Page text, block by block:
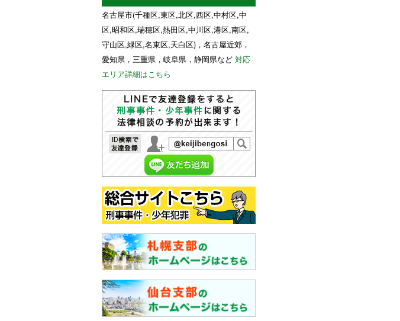
名古屋市(千種区,東区,北区,西区,中村区,中
区,昭和区,瑞穂区,熱田区,中川区,港区,南区,
守山区,緑区,名東区,天白区)，名古屋近郊，
愛知県，三重県，岐阜県，静岡県など 対応
エリア詳細はこちら